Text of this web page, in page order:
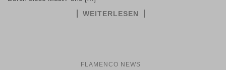
WEITERLESEN
FLAMENCO NEWS